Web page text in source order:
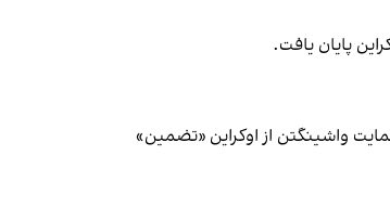
کمیاب از کی‌یف می‌خواهد تا حمایت واشینگتن از اوکراین «تضمین»